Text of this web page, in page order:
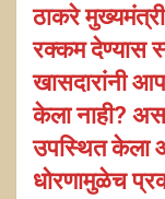
ठाकरे मुख्यमंत्री
रक्कम देण्यास
खासदारांनी
केला नाही?
उपस्थित केला
धोरणामुळेच